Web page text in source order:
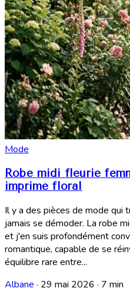
Mode
Robe midi fleurie
imprimé floral
Il y a des pièces de mode qui
jamais se démoder. La robe
et j'en suis profondément
romantique, capable de se
équilibre rare entre...
Albane · 29 mai 2026 · 7 min